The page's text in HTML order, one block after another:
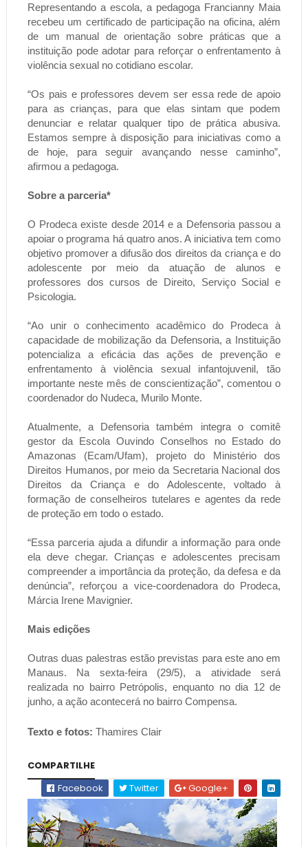
Representando a escola, a pedagoga Francianny Maia
recebeu um certificado de participação na oficina, além
de um manual de orientação sobre práticas que a
instituição pode adotar para reforçar o enfrentamento à
violência sexual no cotidiano escolar.
“Os pais e professores devem ser essa rede de apoio
para as crianças, para que elas sintam que podem
denunciar e relatar qualquer tipo de prática abusiva.
Estamos sempre à disposição para iniciativas como a
de hoje, para seguir avançando nesse caminho”,
afirmou a pedagoga.
Sobre a parceria*
O Prodeca existe desde 2014 e a Defensoria passou a
apoiar o programa há quatro anos. A iniciativa tem como
objetivo promover a difusão dos direitos da criança e do
adolescente por meio da atuação de alunos e
professores dos cursos de Direito, Serviço Social e
Psicologia.
“Ao unir o conhecimento acadêmico do Prodeca à
capacidade de mobilização da Defensoria, a Instituição
potencializa a eficácia das ações de prevenção e
enfrentamento à violência sexual infantojuvenil, tão
importante neste mês de conscientização”, comentou o
coordenador do Nudeca, Murilo Monte.
Atualmente, a Defensoria também integra o comitê
gestor da Escola Ouvindo Conselhos no Estado do
Amazonas (Ecam/Ufam), projeto do Ministério dos
Direitos Humanos, por meio da Secretaria Nacional dos
Direitos da Criança e do Adolescente, voltado à
formação de conselheiros tutelares e agentes da rede
de proteção em todo o estado.
“Essa parceria ajuda a difundir a informação para onde
ela deve chegar. Crianças e adolescentes precisam
compreender a importância da proteção, da defesa e da
denúncia”, reforçou a vice-coordenadora do Prodeca,
Márcia Irene Mavignier.
Mais edições
Outras duas palestras estão previstas para este ano em
Manaus. Na sexta-feira (29/5), a atividade será
realizada no bairro Petrópolis, enquanto no dia 12 de
junho, a ação acontecerá no bairro Compensa.
Texto e fotos: Thamires Clair
COMPARTILHE
Facebook
Twitter Google+